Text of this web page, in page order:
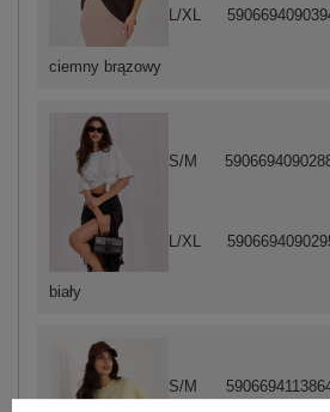
biały
S/M
L/XL
S/M
ciemny brązowy
L/XL